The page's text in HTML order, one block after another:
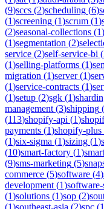
(9)sccs (2)scheduling (6)
(1)screening (1)scrum (1)
(2)seasonal-collections (1)
(1)segmentation (2)
service (2)self-service-bi (
(1)selling-platforms (1)
migration (1)server(1)
(1)service-contracts (1)
(1)setup (2)sgk (1)
management (3)shipping (
(113)shopify-api (1)
payments (1)shopify-plus
(1)six-sigma (1)sizing (1)
(10)smart-factory (1)
(9)sms-marketing (5)
commerce (5)software (4)
development (1)
(1)solutions (1)sop (2)
(1)southeast-asia (2)spc (1